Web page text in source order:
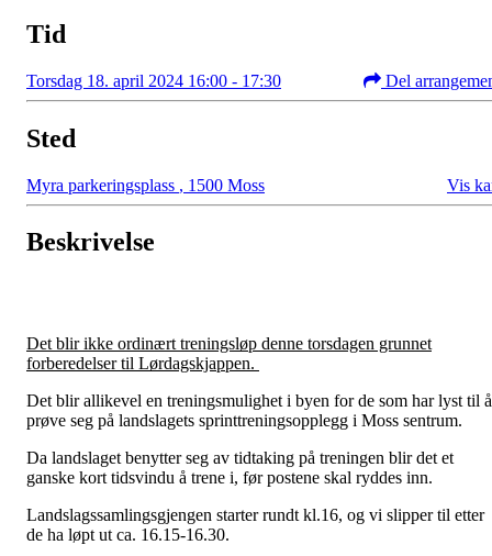
Tid
Torsdag 18. april 2024 16:00 - 17:30 Del
Sted
Myra parkeringsplass , 1500 Moss Vis
Beskrivelse
Det blir ikke ordinært treningsløp denne torsdagen grunnet
forberedelser til Lørdagskjappen.
Det blir allikevel en treningsmulighet i byen for de som har lyst til å
prøve seg på landslagets sprinttreningsopplegg i Moss sentrum.
Da landslaget benytter seg av tidtaking på treningen blir det et
ganske kort tidsvindu å trene i, før postene skal ryddes inn.
Landslagssamlingsgjengen starter rundt kl.16, og vi slipper til etter
de ha løpt ut ca. 16.15-16.30.